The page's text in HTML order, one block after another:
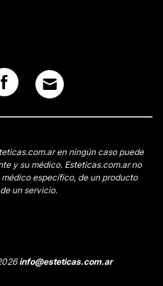
en ningún caso puede
y su médico. Esteticas.com.ar no
específico, de un producto
un servicio.
info@esteticas.com.ar